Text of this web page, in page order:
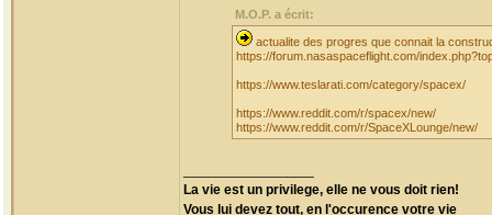
M.O.P. a écrit:
actualite des progres que connait la
https://forum.nasaspaceflight.com/
https://www.teslarati.com/category/spacex/
https://www.reddit.com/r/spacex/new/
https://www.reddit.com/r/SpaceXLounge/new/
La vie est un privilege, elle ne vous doit rien!
Vous lui devez tout, en l'occurence votre vie